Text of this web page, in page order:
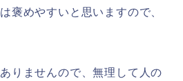
褒めやすいと思いますので、
りませんので、無理して人の